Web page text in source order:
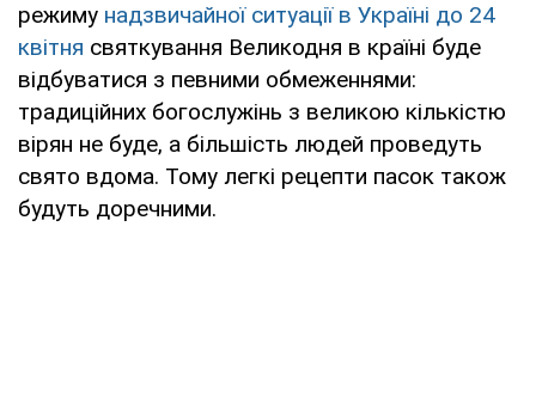
режиму надзвичайної ситуації в Україні до 24
квітня святкування Великодня в країні буде
відбуватися з певними обмеженнями:
традиційних богослужінь з великою кількістю
вірян не буде, а більшість людей проведуть
свято вдома. Тому легкі рецепти пасок також
будуть доречними.